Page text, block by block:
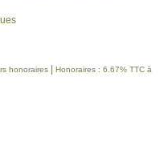
honoraires
Honoraires : 6.67% TTC à